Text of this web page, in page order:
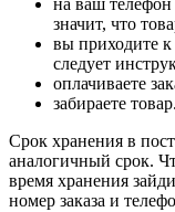
на ваш
значит, что
вы приходите к
следует
оплачиваете
забираете товар.
Срок хранения в
аналогичный срок.
время хранения
номер заказа и